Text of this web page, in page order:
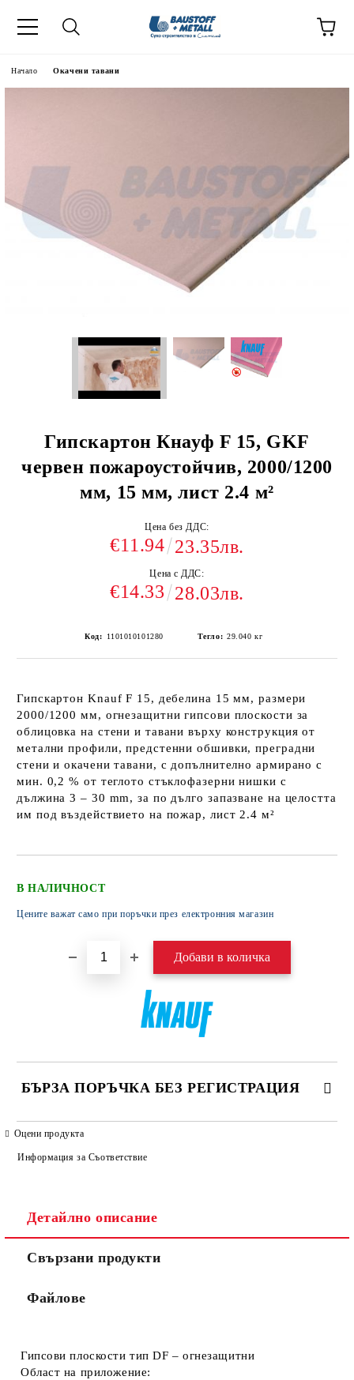
Начало Окачени тавани
Гипскартон Кнауф F 15, GKF
червен пожароустойчив, 2000/1200
мм, 15 мм, лист 2.4 м²
Цена без ДДС:
€11.94 23.35лв.
Цена с ДДС:
€14.33 28.03лв.
Код: 1101010101280 Тегло: 29.040 кг
Гипскартон Knauf F 15, дебелина 15 мм, размери
2000/1200 мм, огнезащитни гипсови плоскости за
облицовка на стени и тавани върху конструкция от
метални профили, предстенни обшивки, преградни
стени и окачени тавани, с допълнително армирано с
мин. 0,2 % от теглото стъклофазерни нишки с
дължина 3 – 30 mm, за по дълго запазване на целостта
им под въздействието на пожар, лист 2.4 м²
В НАЛИЧНОСТ
Цените важат само при поръчки през електронния магазин
БЪРЗА ПОРЪЧКА БЕЗ РЕГИСТРАЦИЯ
цена не включва транспорт.
Оцени продукта
Информация за Съответствие
Детайлно описание
Свързани продукти
Файлове
Гипсови плоскости тип DF – огнезащитни
Област на приложение: